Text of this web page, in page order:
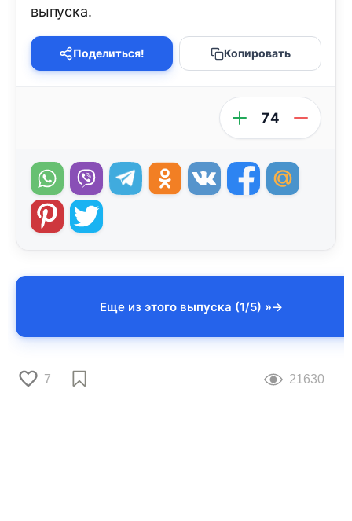
выпуска.
Поделиться! Копировать
74
Еще из этого выпуска (1/5) »
7 21630